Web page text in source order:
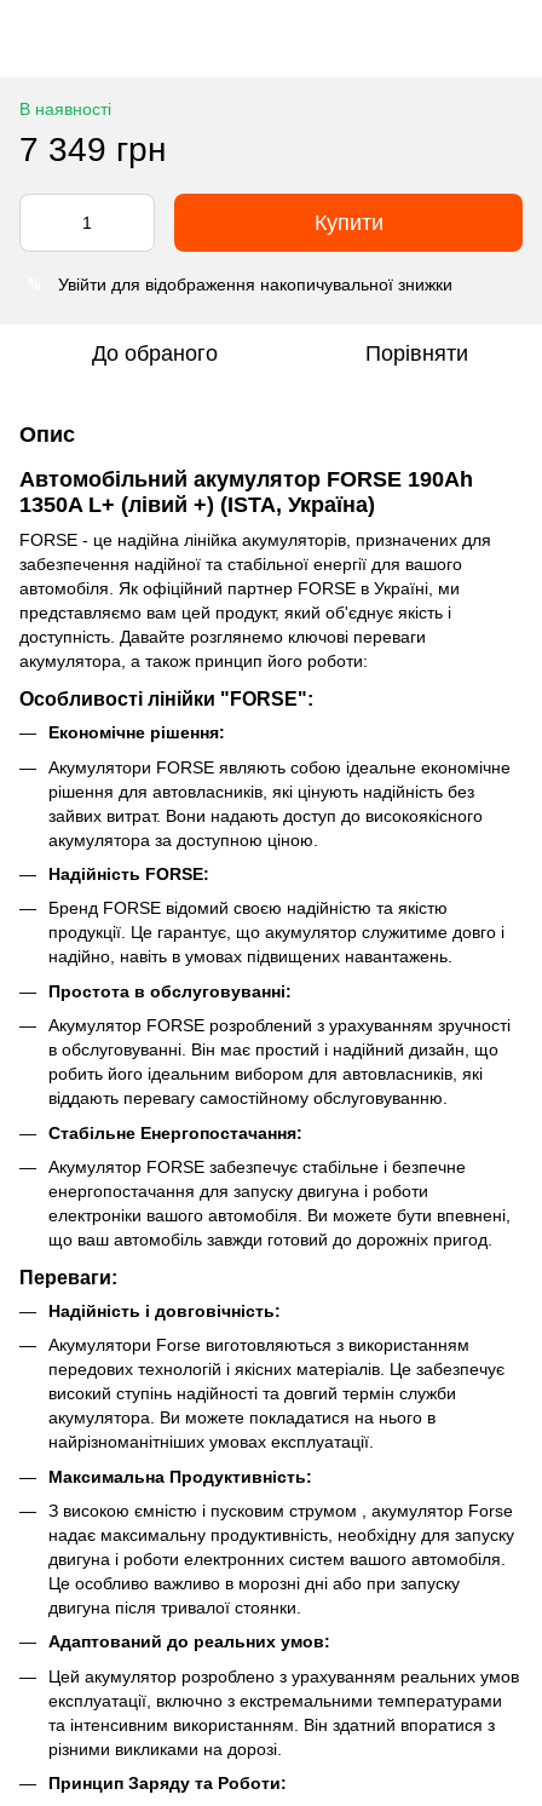
В наявності
7 349 грн
Купити
Увійти для відображення накопичувальної знижки
До обраного Порівняти
Опис
Автомобільний акумулятор FORSE 190Аh
1350A L+ (лівий +) (ISTA, Україна)
FORSE - це надійна лінійка акумуляторів, призначених для
забезпечення надійної та стабільної енергії для вашого
автомобіля. Як офіційний партнер FORSE в Україні, ми
представляємо вам цей продукт, який об'єднує якість і
доступність. Давайте розглянемо ключові переваги
акумулятора, а також принцип його роботи:
Особливості лінійки "FORSE":
Економічне рішення:
Акумулятори FORSE являють собою ідеальне економічне
рішення для автовласників, які цінують надійність без
зайвих витрат. Вони надають доступ до високоякісного
акумулятора за доступною ціною.
Надійність FORSE:
Бренд FORSE відомий своєю надійністю та якістю
продукції. Це гарантує, що акумулятор служитиме довго і
надійно, навіть в умовах підвищених навантажень.
Простота в обслуговуванні:
Акумулятор FORSE розроблений з урахуванням зручності
в обслуговуванні. Він має простий і надійний дизайн, що
робить його ідеальним вибором для автовласників, які
віддають перевагу самостійному обслуговуванню.
Стабільне Енергопостачання:
Акумулятор FORSE забезпечує стабільне і безпечне
енергопостачання для запуску двигуна і роботи
електроніки вашого автомобіля. Ви можете бути впевнені,
що ваш автомобіль завжди готовий до дорожніх пригод.
Переваги:
Надійність і довговічність:
Акумулятори Forse виготовляються з використанням
передових технологій і якісних матеріалів. Це забезпечує
високий ступінь надійності та довгий термін служби
акумулятора. Ви можете покладатися на нього в
найрізноманітніших умовах експлуатації.
Максимальна Продуктивність:
З високою ємністю і пусковим струмом , акумулятор Forse
надає максимальну продуктивність, необхідну для запуску
двигуна і роботи електронних систем вашого автомобіля.
Це особливо важливо в морозні дні або при запуску
двигуна після тривалої стоянки.
Адаптований до реальних умов:
Цей акумулятор розроблено з урахуванням реальних умов
експлуатації, включно з екстремальними температурами
та інтенсивним використанням. Він здатний впоратися з
різними викликами на дорозі.
Принцип Заряду та Роботи: